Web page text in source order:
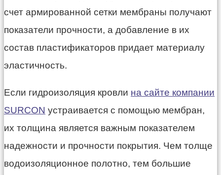
счет армированной сетки мембраны получают
показатели прочности, а добавление в их
состав пластификаторов придает материалу
эластичность.
Если гидроизоляция кровли на сайте компании
SURCON устраивается с помощью мембран,
их толщина является важным показателем
надежности и прочности покрытия. Чем толще
водоизоляционное полотно, тем большие